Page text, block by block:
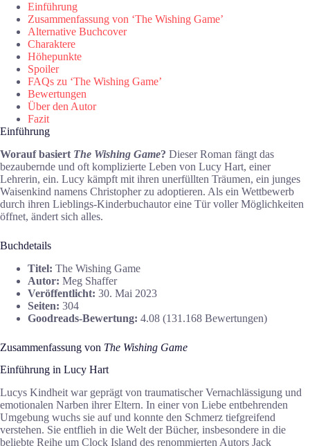
Einführung
Zusammenfassung von ‘The Wishing Game’
Alternative Buchcover
Charaktere
Höhepunkte
Spoiler
FAQs zu ‘The Wishing Game’
Bewertungen
Über den Autor
Fazit
Einführung
Worauf basiert The Wishing Game? Dieser Roman fängt das
bezaubernde und oft komplizierte Leben von Lucy Hart, einer
Lehrerin, ein. Lucy kämpft mit ihren unerfüllten Träumen, ein junges
Waisenkind namens Christopher zu adoptieren. Als ein Wettbewerb
durch ihren Lieblings-Kinderbuchautor eine Tür voller Möglichkeiten
öffnet, ändert sich alles.
Buchdetails
Titel: The Wishing Game
Autor: Meg Shaffer
Veröffentlicht: 30. Mai 2023
Seiten: 304
Goodreads-Bewertung: 4.08 (131.168 Bewertungen)
Zusammenfassung von The Wishing Game
Einführung in Lucy Hart
Lucys Kindheit war geprägt von traumatischer Vernachlässigung und
emotionalen Narben ihrer Eltern. In einer von Liebe entbehrenden
Umgebung wuchs sie auf und konnte den Schmerz tiefgreifend
verstehen. Sie entflieh in die Welt der Bücher, insbesondere in die
beliebte Reihe um Clock Island des renommierten Autors Jack